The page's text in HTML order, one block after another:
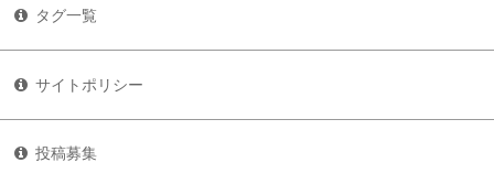
タグ一覧
サイトポリシー
投稿募集